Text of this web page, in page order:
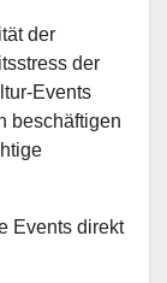
der
der
Events
beschäftigen
Events direkt